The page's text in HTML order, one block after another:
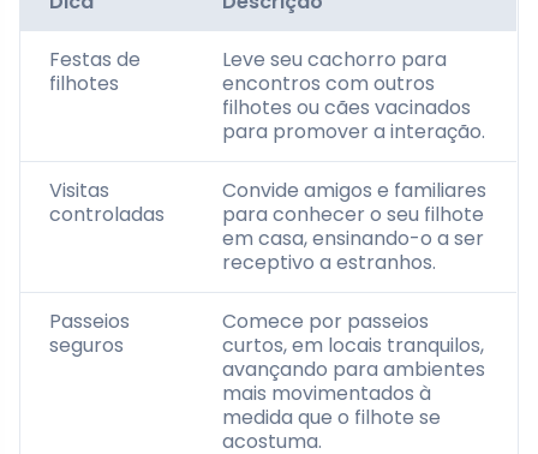
Festas de
filhotes
Leve seu cachorro para
encontros com outros
filhotes ou cães vacinados
para promover a interação.
Visitas
controladas
Convide amigos e familiares
para conhecer o seu filhote
em casa, ensinando-o a ser
receptivo a estranhos.
Passeios
seguros
Comece por passeios
curtos, em locais tranquilos,
avançando para ambientes
mais movimentados à
medida que o filhote se
acostuma.